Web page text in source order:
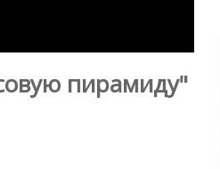
пирамиду"